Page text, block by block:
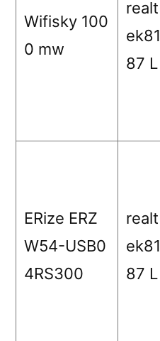
Wifisky 100
0 mw
realt
ek81
87 L
ERize ERZ
W54-USB0
4RS300
realt
ek81
87 L